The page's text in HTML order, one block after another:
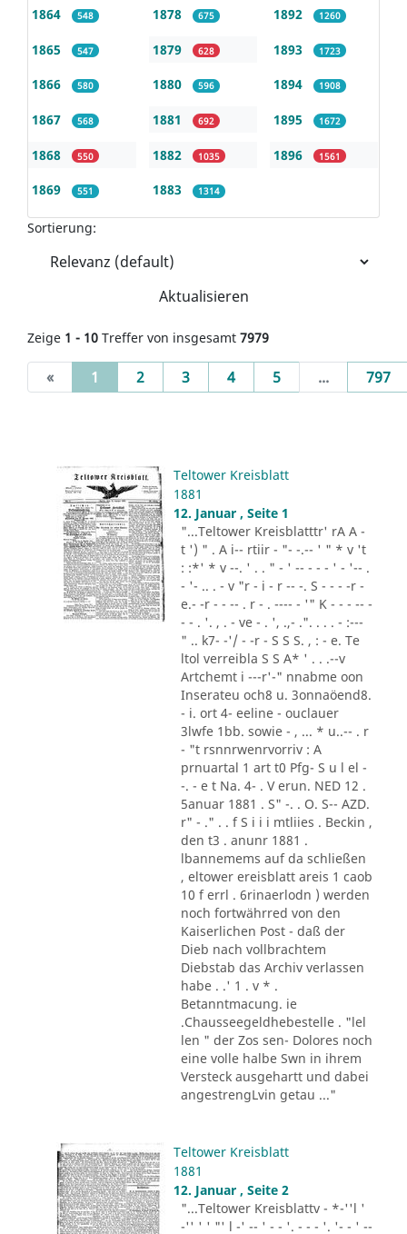
1864 548
1865 547
1866 580
1867 568
1868 550
1869 551
1878 675
1879 628
1880 596
1881 692
1882 1035
1883 1314
1892 1260
1893 1723
1894 1908
1895 1672
1896 1561
Sortierung:
Aktualisieren
Zeige 1 - 10 Treffer von insgesamt 7979
« 1 (current)
2 3 4 5 ... 797
Teltower Kreisblatt
1881
12. Januar , Seite 1
"...Teltower Kreisblatttr' rA A -
t ') " . A i-- rtiir - "- -.-- ' " * v 't
: :*' * v --. ' . . " - ' -- - - - ' - '-- .
- '- .. . - v "r - i - r -- -. S - - - -r -
e.- -r - - -- . r - . ---- - '" K - - - -- -
- - . '. , . - ve - . ', .,- .". . . . - :---
" .. k7- -'/ - -r - S S S. , : - e. Te
ltol verreibla S S A* ' . . .--v
Artchemt i ---r'-" nnabme oon
Inserateu och8 u. 3onnaöend8.
- i. ort 4- eeline - ouclauer
3lwfe 1bb. sowie - , ... * u..-- . r
- "t rsnnrwenrvorriv : A
prnuartal 1 art t0 Pfg- S u l el -
-. - e t Na. 4- . V erun. NED 12 .
5anuar 1881 . S" -. . O. S-- AZD.
r" - ." . . f S i i i mtliies . Beckin ,
den t3 . anunr 1881 .
lbannemems auf da schließen
, eltower ereisblatt areis 1 caob
10 f errl . 6rinaerlodn ) werden
noch fortwährred von den
Kaiserlichen Post - daß der
Dieb nach vollbrachtem
Diebstab das Archiv verlassen
habe . .' 1 . v * .
Betanntmacung. ie
.Chausseegeldhebestelle . "lel
len " der Zos sen- Dolores noch
eine volle halbe Swn in ihrem
Versteck ausgehartt und dabei
angestrengLvin getau ..."
Teltower Kreisblatt
1881
12. Januar , Seite 2
"...Teltower Kreisblattv - *-''l '
-'' ' ' "' l -' -- ' - - '. - - - '. '- - ' --